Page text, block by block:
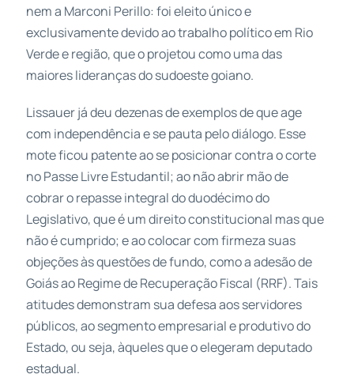
nem a Marconi Perillo: foi eleito único e
exclusivamente devido ao trabalho político em Rio
Verde e região, que o projetou como uma das
maiores lideranças do sudoeste goiano.
Lissauer já deu dezenas de exemplos de que age
com independência e se pauta pelo diálogo. Esse
mote ficou patente ao se posicionar contra o corte
no Passe Livre Estudantil; ao não abrir mão de
cobrar o repasse integral do duodécimo do
Legislativo, que é um direito constitucional mas que
não é cumprido; e ao colocar com firmeza suas
objeções às questões de fundo, como a adesão de
Goiás ao Regime de Recuperação Fiscal (RRF). Tais
atitudes demonstram sua defesa aos servidores
públicos, ao segmento empresarial e produtivo do
Estado, ou seja, àqueles que o elegeram deputado
estadual.